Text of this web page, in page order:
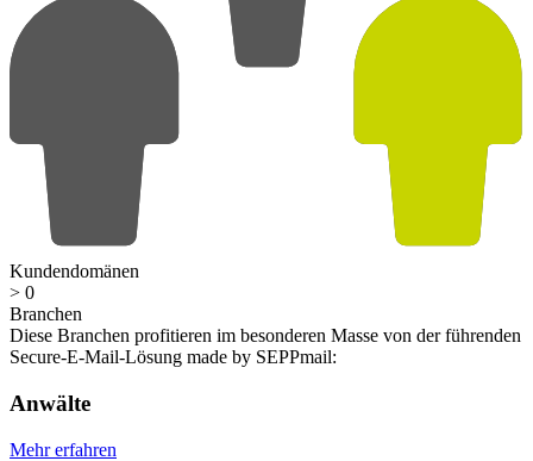
Kundendomänen​
> 0
Branchen
Diese Branchen profitieren im besonderen Masse von der führenden
Secure-E-Mail-Lösung made by SEPPmail:
Anwälte
Mehr erfahren